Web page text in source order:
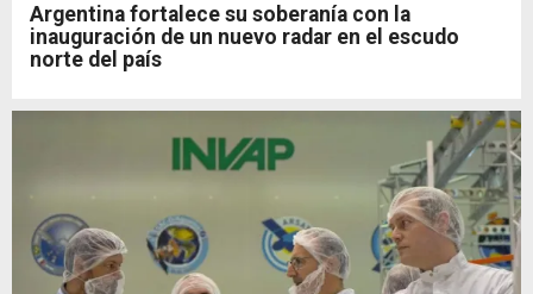
Argentina fortalece su soberanía con la
inauguración de un nuevo radar en el escudo
norte del país